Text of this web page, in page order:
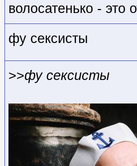
волосатенько - это
фу сексисты
>>фу сексисты